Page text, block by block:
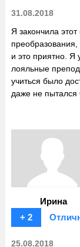
31.08.2018
Я закончила
преобразования,
и это приятно. Я
лояльные
учиться было
даже не пытался
Ирина
+ 2
25.08.2018